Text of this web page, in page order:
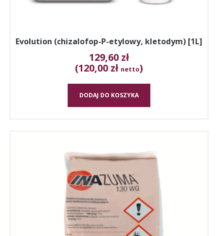
Evolution (chizalofop-P-etylowy, kletodym) [1L]
129,60 zł
(120,00 zł netto)
DODAJ DO KOSZYKA